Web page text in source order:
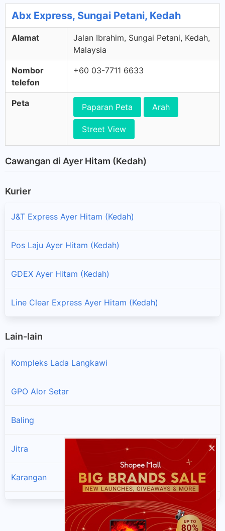
Abx Express, Sungai Petani, Kedah
Alamat
Jalan Ibrahim, Sungai Petani, Kedah,
Malaysia
Nombor
telefon
+60 03-7711 6633
Peta Paparan Peta Arah
Street View
Cawangan di Ayer Hitam (Kedah)
Kurier
J&T Express Ayer Hitam (Kedah)
Pos Laju Ayer Hitam (Kedah)
GDEX Ayer Hitam (Kedah)
Line Clear Express Ayer Hitam (Kedah)
Lain-lain
Kompleks Lada Langkawi
GPO Alor Setar
Baling
Jitra
Karangan
×